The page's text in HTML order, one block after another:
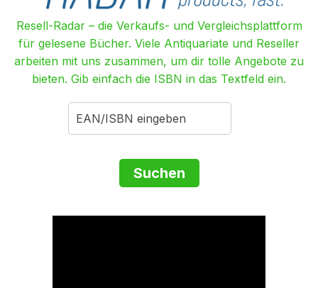
Resell-Radar – die Verkaufs- und Vergleichsplattform
für gelesene Bücher. Viele Antiquariate und Reseller
arbeiten mit uns zusammen, um dir tolle Angebote zu
bieten. Gib einfach die ISBN in das Textfeld ein.